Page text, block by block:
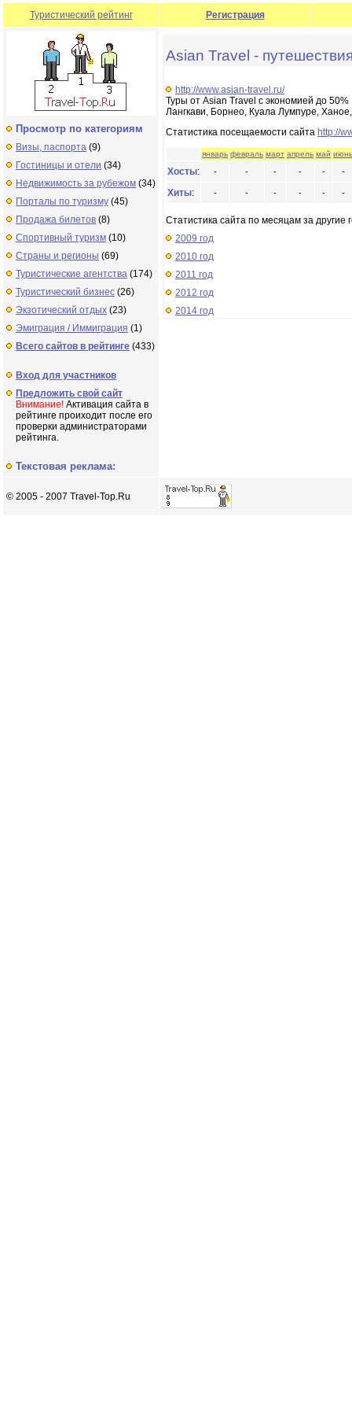
Туристический рейтинг Регистрация
Просмотр по категориям
Визы, паспорта (9)
Гостиницы и отели (34)
Недвижимость за рубежом (34)
Порталы по туризму (45)
Продажа билетов (8)
Спортивный туризм (10)
Страны и регионы (69)
Туристические агентства (174)
Туристический бизнес (26)
Экзотический отдых (23)
Эмиграция / Иммиграция (1)
Всего сайтов в рейтинге (433)
Вход для участников
Предложить свой сайт
Внимание! Активация сайта в
рейтинге проиходит после его
проверки администраторами
рейтинга.
Текстовая реклама:
Asian Travel -
http://www.asian-travel.ru/
Туры от Asian Travel с экономией до
Лангкави, Борнео, Куала Лумпуре,
Статистика посещаемости сайта http://
январь февраль март апрель май июнь
Хосты: - - - - - -
Хиты: - - - - - -
Статистика сайта по месяцам за другие
2009 год
2010 год
2011 год
2012 год
2014 год
© 2005 - 2007 Travel-Top.Ru